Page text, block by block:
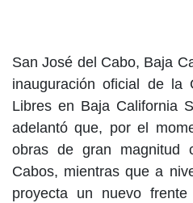
San José del Cabo, Baja
inauguración oficial de la
Libres en Baja California
adelantó que, por el
obras de gran magnitud
Cabos, mientras que a
proyecta un nuevo